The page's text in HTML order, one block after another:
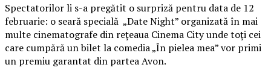
Spectatorilor li s-a pregătit o surpriză pentru data de 12
februarie: o seară specială „Date Night” organizată în mai
multe cinematografe din rețeaua Cinema City unde toți cei
care cumpără un bilet la comedia „În pielea mea” vor primi
un premiu garantat din partea Avon.